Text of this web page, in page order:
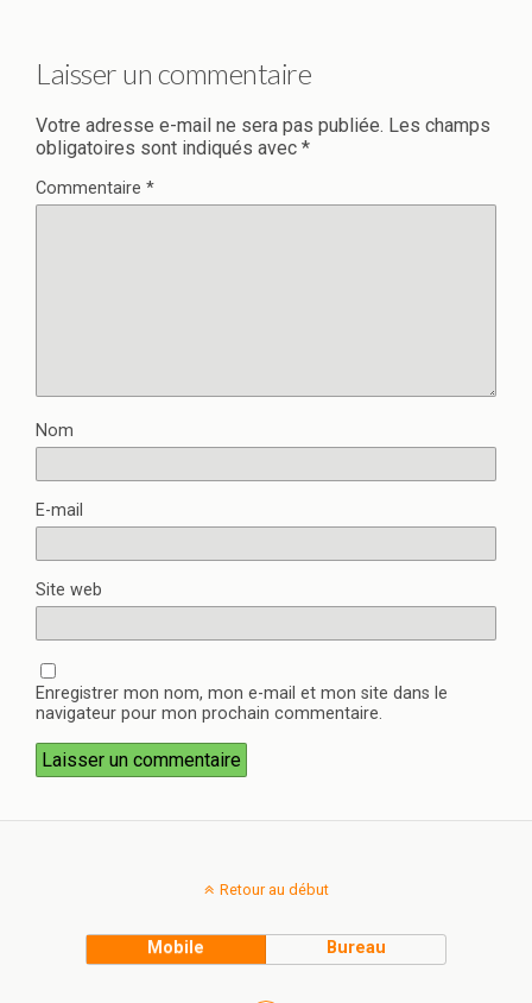
Laisser un commentaire
Votre adresse e-mail ne sera pas publiée. Les champs
obligatoires sont indiqués avec *
Commentaire *
Nom
E-mail
Site web
Enregistrer mon nom, mon e-mail et mon site dans le
navigateur pour mon prochain commentaire.
Retour au début
Mobile Bureau